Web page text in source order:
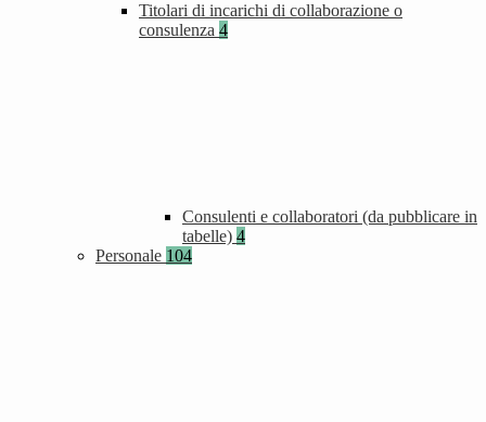
Titolari di incarichi di collaborazione o
consulenza 4
Consulenti e collaboratori (da pubblicare in
tabelle) 4
Personale 104